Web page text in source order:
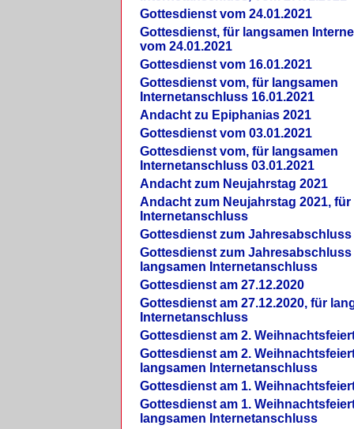
Gottesdienst vom 24.01.2021
Gottesdienst, für langsamen
vom 24.01.2021
Gottesdienst vom 16.01.2021
Gottesdienst vom, für langsamen
Internetanschluss 16.01.2021
Andacht zu Epiphanias 2021
Gottesdienst vom 03.01.2021
Gottesdienst vom, für langsamen
Internetanschluss 03.01.2021
Andacht zum Neujahrstag 2021
Andacht zum Neujahrstag 2021,
Internetanschluss
Gottesdienst zum Jahresabschluss
Gottesdienst zum Jahresabschluss
langsamen Internetanschluss
Gottesdienst am 27.12.2020
Gottesdienst am 27.12.2020, für
Internetanschluss
Gottesdienst am 2.
Gottesdienst am 2.
langsamen Internetanschluss
Gottesdienst am 1.
Gottesdienst am 1.
langsamen Internetanschluss